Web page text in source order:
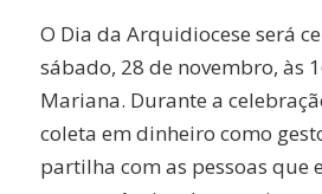
O Dia da Arquidiocese será
sábado, 28 de novembro, às
Mariana. Durante a
coleta em dinheiro como
partilha com as pessoas que